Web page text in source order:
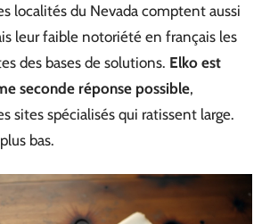
localités du Nevada comptent aussi
leur faible notoriété en français les
des bases de solutions. Elko est
seconde réponse possible,
sites spécialisés qui ratissent large.
bas.